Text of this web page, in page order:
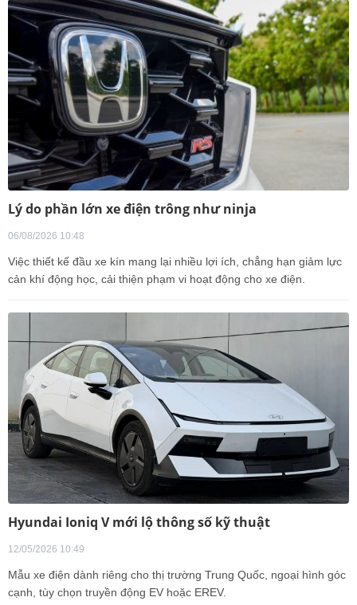
Lý do phần lớn xe điện trông như ninja
06/08/2026 10:48
Việc thiết kế đầu xe kín mang lại nhiều lợi ích, chẳng hạn giảm lực
cản khí động học, cải thiện phạm vi hoạt động cho xe điện.
Hyundai Ioniq V mới lộ thông số kỹ thuật
12/05/2026 10:49
Mẫu xe điện dành riêng cho thị trường Trung Quốc, ngoại hình góc
cạnh, tùy chọn truyền động EV hoặc EREV.